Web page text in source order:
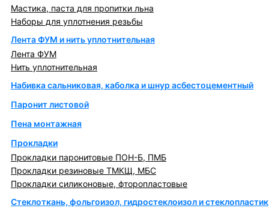
Мастика, паста для пропитки льна
Наборы для уплотнения резьбы
Лента ФУМ и нить уплотнительная
Лента ФУМ
Нить уплотнительная
Набивка сальниковая, каболка и шнур асбестоцементный
Паронит листовой
Пена монтажная
Прокладки
Прокладки паронитовые ПОН-Б, ПМБ
Прокладки резиновые ТМКЩ, МБС
Прокладки силиконовые, фторопластовые
Стеклоткань, фольгоизол, гидростеклоизол и стеклопластик